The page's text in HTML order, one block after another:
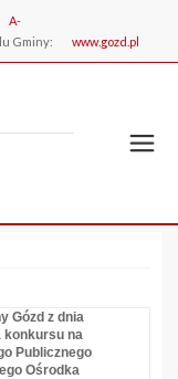
A-
Gminy:
www.gozd.pl
Gózd z dnia
konkursu na
Publicznego
Ośrodka